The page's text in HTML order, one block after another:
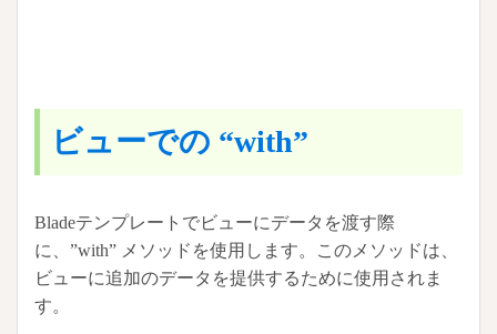
ビューでの “with”
Bladeテンプレートでビューにデータを渡す際
に、”with” メソッドを使用します。このメソッドは、
ビューに追加のデータを提供するために使用されま
す。